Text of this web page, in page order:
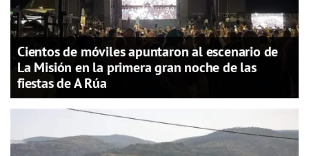
Cientos de móviles apuntaron al escenario de
La Misión en la primera gran noche de las
fiestas de A Rúa